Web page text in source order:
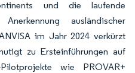
und die laufende
ausländischer
im Jahr 2024 verkürzt
zu Ersteinführungen auf
wie PROVAR+